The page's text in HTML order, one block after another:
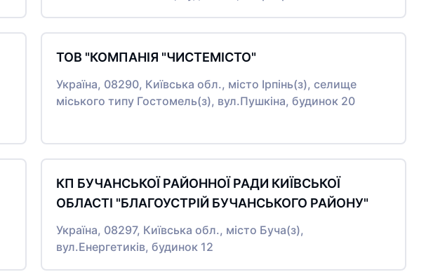
ТОВ "КОМПАНІЯ "ЧИСТЕМІСТО"
Україна, 08290, Київська обл., місто Ірпінь(з), селище
міського типу Гостомель(з), вул.Пушкіна, будинок 20
КП БУЧАНСЬКОЇ РАЙОННОЇ РАДИ КИЇВСЬКОЇ
ОБЛАСТІ "БЛАГОУСТРІЙ БУЧАНСЬКОГО РАЙОНУ"
Україна, 08297, Київська обл., місто Буча(з),
вул.Енергетиків, будинок 12